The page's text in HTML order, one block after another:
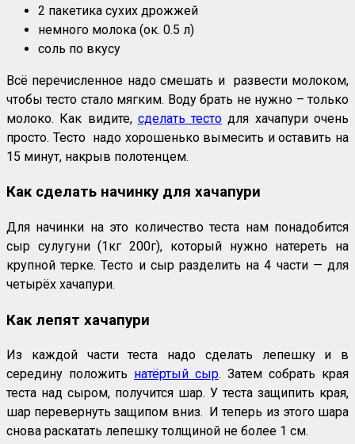
2 пакетика сухих дрожжей
немного молока (ок. 0.5 л)
соль по вкусу
Всё перечисленное надо смешать и развести молоком,
чтобы тесто стало мягким. Воду брать не нужно – только
молоко. Как видите, сделать тесто для хачапури очень
просто. Тесто надо хорошенько вымесить и оставить на
15 минут, накрыв полотенцем.
Как сделать начинку для хачапури
Для начинки на это количество теста нам понадобится
сыр сулугуни (1кг 200г), который нужно натереть на
крупной терке. Тесто и сыр разделить на 4 части — для
четырёх хачапури.
Как лепят хачапури
Из каждой части теста надо сделать лепешку и в
середину положить натёртый сыр. Затем собрать края
теста над сыром, получится шар. У теста защипить края,
шар перевернуть защипом вниз. И теперь из этого шара
снова раскатать лепешку толщиной не более 1 см.